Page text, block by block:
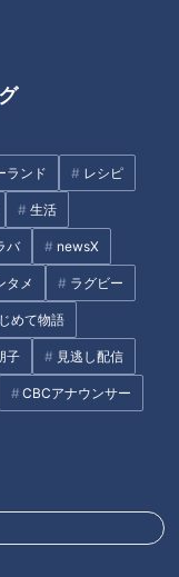
ランド レシピ
生活
バ newsX
タメ ラグビー
めて物語
子 見逃し配信
CBCアナウンサー
9割以上が注文す
多治見市で人気の
メン」とは？香ばし
る“極上うなぎ”も調